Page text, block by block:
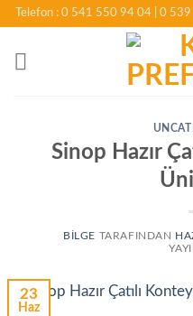
İçeriğeTelefon : 0 541 550 94 04 | 0
Sinop Hazır
BILGE TARAFINDAN
23
Haz